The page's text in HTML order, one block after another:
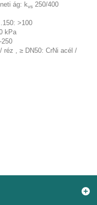
ág: kvs 250/400
>100
kPa
réz , ≥ DN50: CrNi acél /